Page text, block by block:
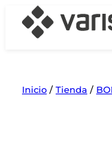
Saltar
Inicio / Tienda /